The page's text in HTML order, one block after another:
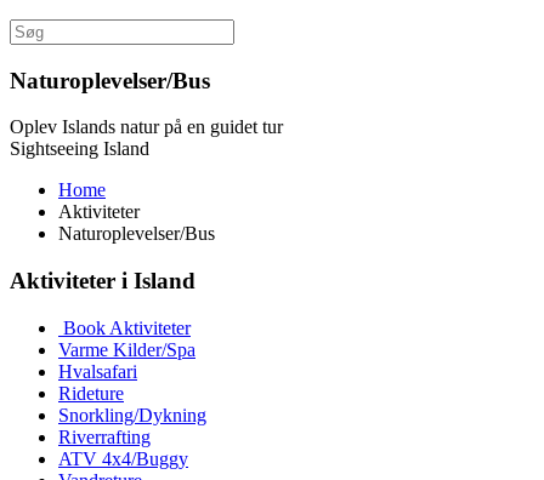
Naturoplevelser/Bus
Oplev Islands natur på en guidet tur
Sightseeing Island
Home
Aktiviteter
Naturoplevelser/Bus
Aktiviteter i Island
Book Aktiviteter
Varme Kilder/Spa
Hvalsafari
Rideture
Snorkling/Dykning
Riverrafting
ATV 4x4/Buggy